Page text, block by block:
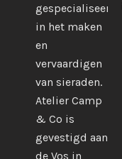
gespecialiseerd
in het maken
en
vervaardigen
van sieraden.
Atelier Camp
& Co is
gevestigd aan
de Vos in